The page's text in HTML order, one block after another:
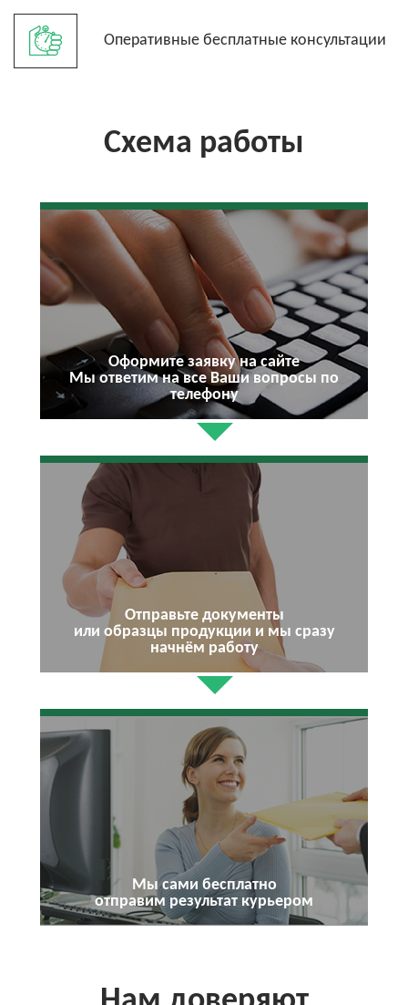
Оперативные бесплатные консультации
Схема работы
Оформите заявку на сайте
Мы ответим на все Ваши вопросы по
телефону
Отправьте документы
или образцы продукции и мы сразу
начнём работу
Мы сами бесплатно
отправим результат курьером